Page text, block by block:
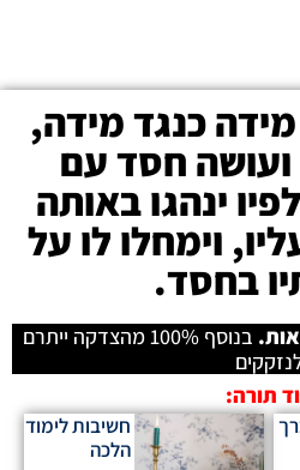
כנגד מידה,
חסד עם
ינהגו באותה
וימחלו לו על
בחסד.
בנוסף 100% מהצדקה ייתרם
תורה:
חשיבות לימוד
הלכה